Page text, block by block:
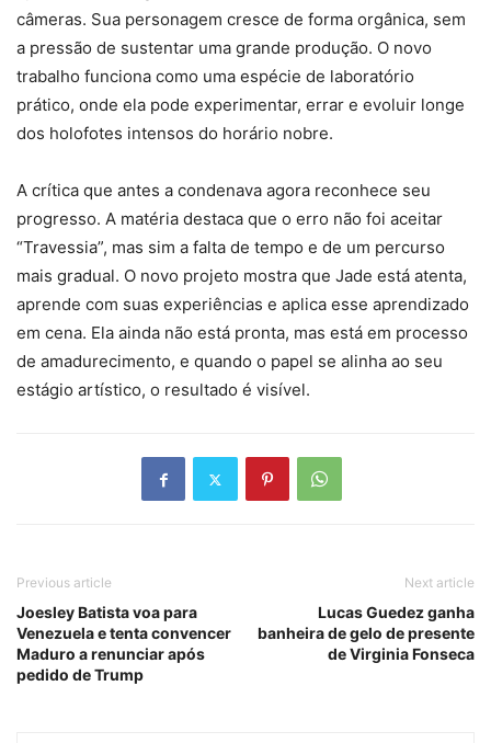
câmeras. Sua personagem cresce de forma orgânica, sem
a pressão de sustentar uma grande produção. O novo
trabalho funciona como uma espécie de laboratório
prático, onde ela pode experimentar, errar e evoluir longe
dos holofotes intensos do horário nobre.
A crítica que antes a condenava agora reconhece seu
progresso. A matéria destaca que o erro não foi aceitar
“Travessia”, mas sim a falta de tempo e de um percurso
mais gradual. O novo projeto mostra que Jade está atenta,
aprende com suas experiências e aplica esse aprendizado
em cena. Ela ainda não está pronta, mas está em processo
de amadurecimento, e quando o papel se alinha ao seu
estágio artístico, o resultado é visível.
Previous article
Joesley Batista voa para
Venezuela e tenta convencer
Maduro a renunciar após
pedido de Trump
Next article
Lucas Guedez ganha
banheira de gelo de presente
de Virginia Fonseca